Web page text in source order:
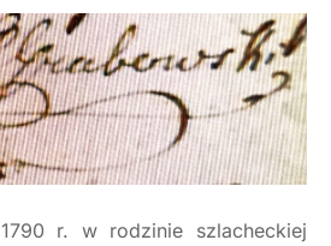
r. w rodzinie szlacheckiej